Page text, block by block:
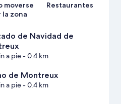
moverse
la zona
Restaurantes
de Navidad de
a pie- 0.4 km
de Montreux
a pie- 0.4 km